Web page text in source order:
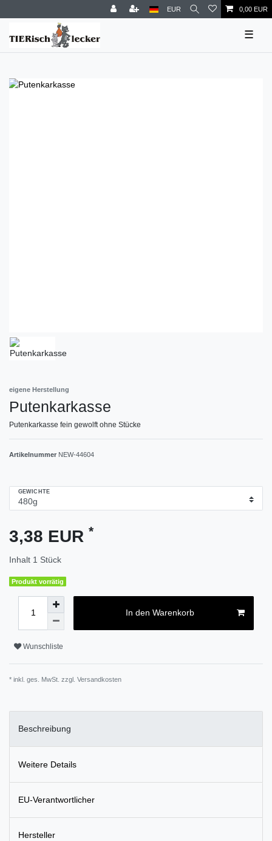
EUR 0,00 EUR
☰
eigene Herstellung
Putenkarkasse
Putenkarkasse fein gewolft ohne Stücke
Artikelnummer NEW-44604
GEWICHTE
3,38 EUR *
Inhalt 1 Stück
Produkt vorrätig
In den Warenkorb
Wunschliste
* inkl. ges. MwSt. zzgl. Versandkosten
Beschreibung
Weitere Details
EU-Verantwortlicher
Hersteller